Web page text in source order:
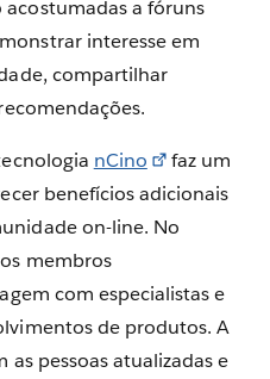
a fóruns
interesse em
compartilhar
nCino
faz um
benefícios adicionais
on-line. No
membros
com especialistas e
de produtos. A
pessoas atualizadas e